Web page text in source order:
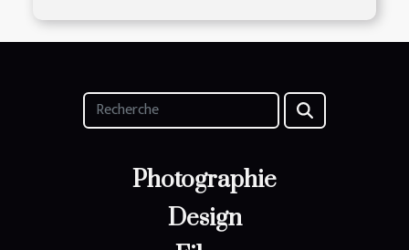
Photographie
Design